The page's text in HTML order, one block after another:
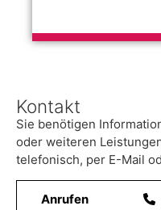
Kontakt
Sie benötigen
oder weiteren
telefonisch, per E-Mail
Anrufen